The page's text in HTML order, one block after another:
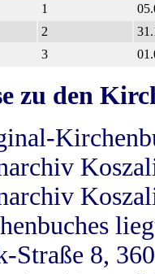
1
2
3
zu den
Straße 8,